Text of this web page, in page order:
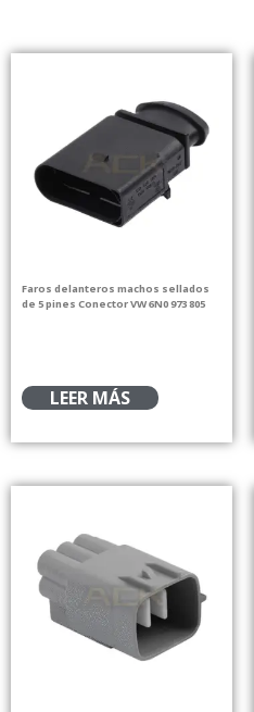
Faros delanteros machos sellados
de 5 pines Conector VW 6N0 973 805
LEER MÁS